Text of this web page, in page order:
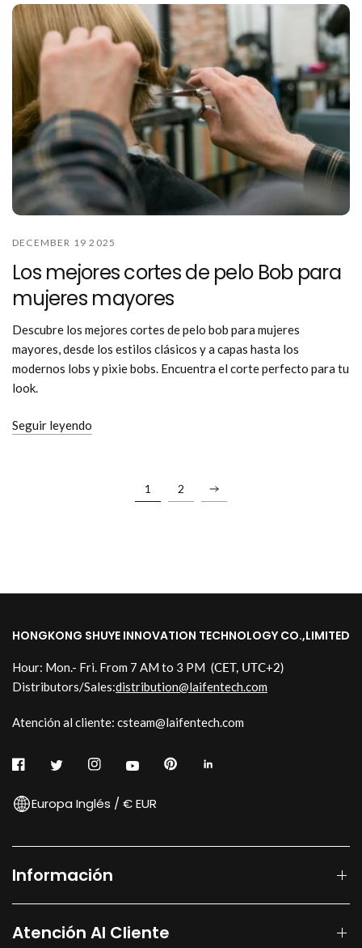
DECEMBER 19 2025
Los mejores cortes de pelo Bob para
mujeres mayores
Descubre los mejores cortes de pelo bob para mujeres
mayores, desde los estilos clásicos y a capas hasta los
modernos lobs y pixie bobs. Encuentra el corte perfecto para tu
look.
Seguir leyendo
1 2
HONGKONG SHUYE INNOVATION TECHNOLOGY CO.,LIMITED
Hour: Mon.- Fri. From 7 AM to 3 PM (CET, UTC+2)
Distributors/Sales:distribution@laifentech.com
Atención al cliente: csteam@laifentech.com
Europa Inglés / € EUR
Información
Atención Al Cliente